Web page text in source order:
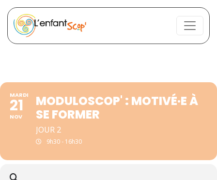
MARDI
21
NOV
MODULOSCOP' : MOTIVÉ·E À
SE FORMER
JOUR 2
9h30 - 16h30